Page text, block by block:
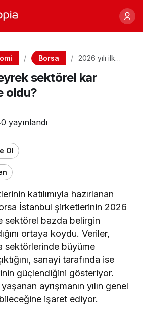
Borsa
2026 yılı ilk
sektörel kar
beklentileri ne
sektörel kar
oldu?
yayınlandı
Ol
katılımıyla hazırlanan
İstanbul şirketlerinin 2026
sektörel bazda belirgin
ortaya koydu. Veriler,
sektörlerinde büyüme
sanayi tarafında ise
güçlendiğini gösteriyor.
ayrışmanın yılın genel
işaret ediyor.
Paylaş